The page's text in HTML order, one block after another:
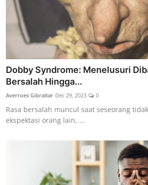
Dobby Syndrome: Menelusuri
Bersalah Hingga...
Averroes Gibraltar Dec 29, 2023 0
Rasa bersalah muncul saat seseorang
ekspektasi orang lain, ...